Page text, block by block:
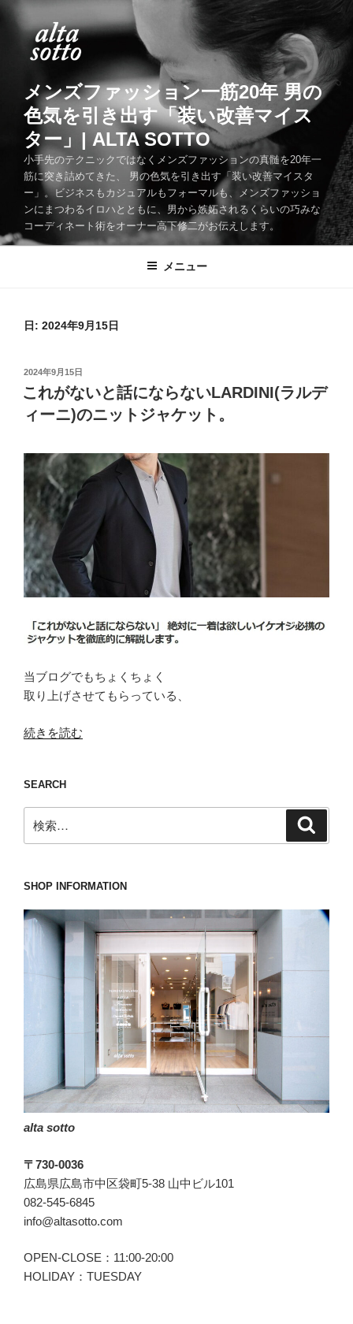
メンズファッション一筋20年 男の
色気を引き出す「装い改善マイス
ター」| ALTA SOTTO
小手先のテクニックではなくメンズファッションの真髄を20年一
筋に突き詰めてきた、 男の色気を引き出す「装い改善マイスタ
ー」。ビジネスもカジュアルもフォーマルも、メンズファッショ
ンにまつわるイロハとともに、男から嫉妬されるくらいの巧みな
コーディネート術をオーナー高下修二がお伝えします。
メニュー
日: 2024年9月15日
投
稿
日:
2024年9月15日
これがないと話にならないLARDINI(ラルデ
ィーニ)のニットジャケット。
当ブログでもちょくちょく
取り上げさせてもらっている、
“こ
な
い
と
話
な
な
LARDINI(ラ
ル
ィ
ー
ニ
ッ
ト
ャ
ケ
ッ
ト。”
続きを読む
SEARCH
索:
SHOP INFORMATION
alta sotto
〒730-0036
広島県広島市中区袋町5-38 山中ビル101
082-545-6845
info@altasotto.com
OPEN-CLOSE：11:00-20:00
HOLIDAY：TUESDAY